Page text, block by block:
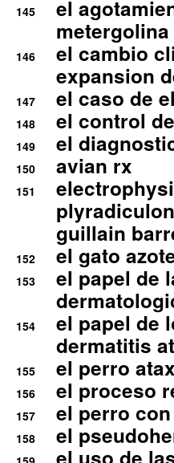
145
el
metergolina
146
el cambio
expansion
147 el caso de
148 el control
149 el
150 avian rx
151
guillain
152 el gato
153
el papel de
154
el papel de
dermatitis
155 el perro
156 el proceso
157 el perro
158 el
el uso de